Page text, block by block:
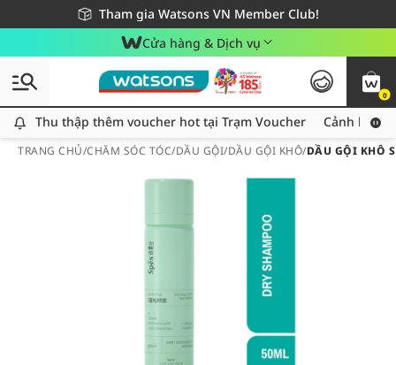
Tham gia Watsons VN Member Club!
Miễn phí giao hàng cho đơn hàng từ 249,000Đ
Giao hàng nhanh 24h - Áp dụng khu vực TP. Hồ Chí Minh
Cửa hàng & Dịch vụ
0
Thu thập thêm voucher hot tại Trạm Voucher
Thu thập thêm voucher hot tại Trạm Voucher Cảnh báo
TRANG CHỦ/CHĂM SÓC TÓC/DẦU GỘI/DẦU GỘI KHÔ/DẦU GỘI KHÔ